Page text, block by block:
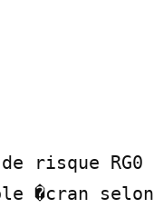
risque RG0
�cran selon